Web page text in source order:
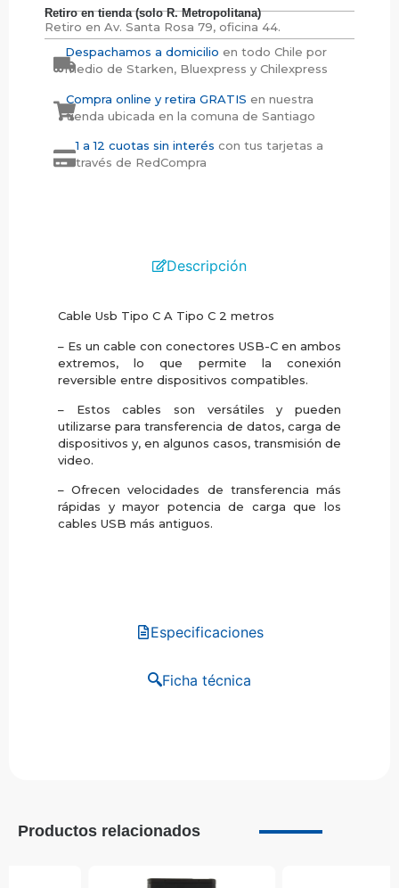
Retiro en tienda (solo R. Metropolitana)
Retiro en Av. Santa Rosa 79, oficina 44.
Despachamos a domicilio en todo Chile por
medio de Starken, Bluexpress y Chilexpress
Compra online y retira GRATIS en nuestra
tienda ubicada en la comuna de Santiago
1 a 12 cuotas sin interés con tus tarjetas a
través de RedCompra
Descripción
Especificaciones
Ficha técnica
Cable Usb Tipo C A Tipo C 2 metros
– Es un cable con conectores USB-C en ambos
extremos, lo que permite la conexión
reversible entre dispositivos compatibles.
– Estos cables son versátiles y pueden
utilizarse para transferencia de datos, carga de
dispositivos y, en algunos casos, transmisión de
video.
– Ofrecen velocidades de transferencia más
rápidas y mayor potencia de carga que los
cables USB más antiguos.
Productos relacionados